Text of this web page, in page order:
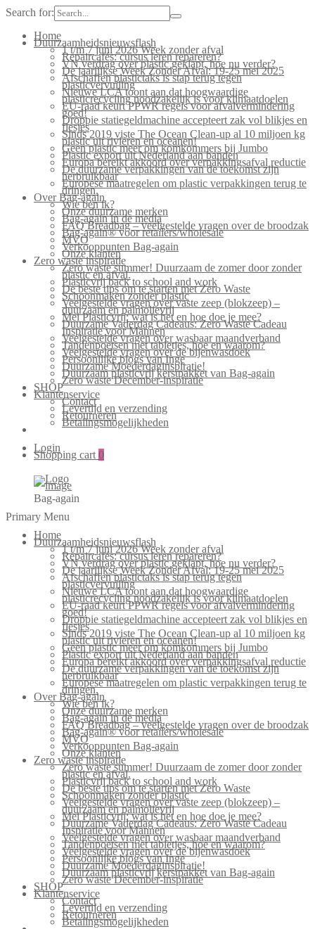
Search for:
Home
Duurzaamheidsnieuwsflash
1 t/m 7 juni 2026 Week zonder afval
Repaircafés: cursus leren repareren?
VN verdrag over plastic geklapt, hoe nu verder?
De jaarlijkse Week Zonder Afval: 19-25 mei 2025
Afschaffen plastictaks is stap terug tegen
plasticvervuiling
Nieuwe LCA toont aan dat hoogwaardige
plasticrecycling noodzakelijk is voor klimaatdoelen
EU-raad keurt PPWR regels voor afvalvermindering
goed!
Droppie statiegeldmachine accepteert zak vol blikjes en
flesjes
Sinds 2019 viste The Ocean Clean-up al 10 miljoen kg
plastic uit rivieren en oceanen!
Geen plastic meer om komkommers bij Jumbo
Plastic export uit Nederland aan banden
Europa bereikt akkoord over verpakkingsafval reductie
De duurzame verpakkingen van de toekomst zijn
herbruikbaar
Europese maatregelen om plastic verpakkingen terug te
dringen.
Over Bag-again
Wie ben ik?
Onze duurzame merken
Bag-again in de media
FAQ Breadbag – veelgestelde vragen over de broodzak
Bag-again® voor retailers/wholesale
MVO
Verkooppunten Bag-again
Onze klanten
Zero waste inspiratie
Zero waste summer! Duurzaam de zomer door zonder
plastic en afval.
Plasticvrij back to school and work
De beste tips om te starten met Zero Waste
Schoonmaken zonder plastic
Veelgestelde vragen over vaste zeep (blokzeep) –
duurzaam en palmolievrij
Mei Plasticvrij: wat is het en hoe doe je mee?
Duurzame Vaderdag Cadeaus: Zero Waste Cadeau
Inspiratie voor Mannen
Veelgestelde vragen over wasbaar maandverband
Tandenpoetsen met tabletjes, hoe en waarom?
Veelgestelde vragen over de bijenwasdoek
Persoonlijke blogs van Inge
Duurzame Moederdaginspiratie!
Duurzaam plasticvrij kerstpakket van Bag-again
Zero waste December-inspiratie
SHOP
Klantenservice
Contact
Levertijd en verzending
Retourneren
Betalingsmogelijkheden
Login
Shopping cart 0
Bag-again
Primary Menu
Home
Duurzaamheidsnieuwsflash
1 t/m 7 juni 2026 Week zonder afval
Repaircafés: cursus leren repareren?
VN verdrag over plastic geklapt, hoe nu verder?
De jaarlijkse Week Zonder Afval: 19-25 mei 2025
Afschaffen plastictaks is stap terug tegen
plasticvervuiling
Nieuwe LCA toont aan dat hoogwaardige
plasticrecycling noodzakelijk is voor klimaatdoelen
EU-raad keurt PPWR regels voor afvalvermindering
goed!
Droppie statiegeldmachine accepteert zak vol blikjes en
flesjes
Sinds 2019 viste The Ocean Clean-up al 10 miljoen kg
plastic uit rivieren en oceanen!
Geen plastic meer om komkommers bij Jumbo
Plastic export uit Nederland aan banden
Europa bereikt akkoord over verpakkingsafval reductie
De duurzame verpakkingen van de toekomst zijn
herbruikbaar
Europese maatregelen om plastic verpakkingen terug te
dringen.
Over Bag-again
Wie ben ik?
Onze duurzame merken
Bag-again in de media
FAQ Breadbag – veelgestelde vragen over de broodzak
Bag-again® voor retailers/wholesale
MVO
Verkooppunten Bag-again
Onze klanten
Zero waste inspiratie
Zero waste summer! Duurzaam de zomer door zonder
plastic en afval.
Plasticvrij back to school and work
De beste tips om te starten met Zero Waste
Schoonmaken zonder plastic
Veelgestelde vragen over vaste zeep (blokzeep) –
duurzaam en palmolievrij
Mei Plasticvrij: wat is het en hoe doe je mee?
Duurzame Vaderdag Cadeaus: Zero Waste Cadeau
Inspiratie voor Mannen
Veelgestelde vragen over wasbaar maandverband
Tandenpoetsen met tabletjes, hoe en waarom?
Veelgestelde vragen over de bijenwasdoek
Persoonlijke blogs van Inge
Duurzame Moederdaginspiratie!
Duurzaam plasticvrij kerstpakket van Bag-again
Zero waste December-inspiratie
SHOP
Klantenservice
Contact
Levertijd en verzending
Retourneren
Betalingsmogelijkheden